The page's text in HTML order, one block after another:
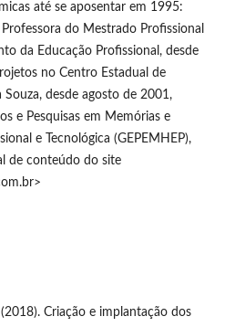
até se aposentar em 1995:
do Mestrado Profissional
da Educação Profissional, desde
no Centro Estadual de
Souza, desde agosto de 2001,
e Pesquisas em Memórias e
e Tecnológica (GEPEMHEP),
de conteúdo do site
Criação e implantação dos